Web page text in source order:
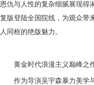
恩仇与人性的复杂细腻展现得
复版登陆全国院线，为观众带
人同框的绝版魅力。
黄金时代浪漫主义巅峰之
作为导演吴宇森暴力美学